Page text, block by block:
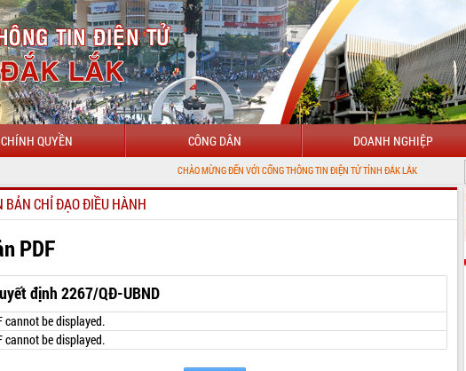
CHÍNH QUYỀN CÔNG DÂN DOANH NGHIỆP
CHÀO MỪNG ĐẾN VỚI CỔNG THÔNG TIN ĐIỆN TỬ TỈNH ĐẮK LẮK
BẢN CHỈ ĐẠO ĐIỀU HÀNH
PDF
định 2267/QĐ-UBND
cannot be displayed.
cannot be displayed.